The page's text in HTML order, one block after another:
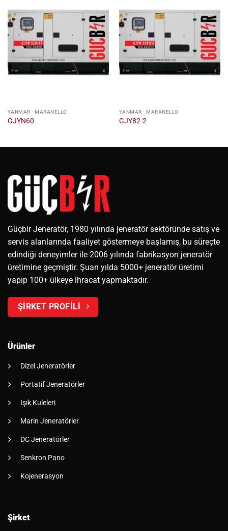
YANMAR - MARANELLO
GJYN60
YANMAR - MARANELLO
GJY82-2
Güçbir Jeneratör, 1980 yılında jeneratör sektöründe satış ve
servis alanlarında faaliyet göstermeye başlamış, bu süreçte
edindiği deneyimler ile 2006 yılında fabrikasyon jeneratör
üretimine geçmiştir. Şuan yılda 5000+ jeneratör üretimi
yapıp 100+ ülkeye ihracat yapmaktadır.
ŞİRKET PROFİLİ
Ürünler
Dizel Jeneratörler
Portatif Jeneratörler
Işık Kuleleri
Marin Jeneratörler
DC Jeneratörler
Senkron Pano
Kojenerasyon
Şirket